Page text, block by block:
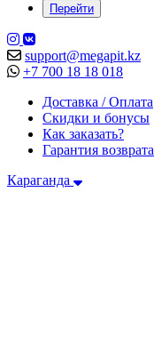
Перейти
support@megapit.kz
+7 700 18 18 018
Доставка / Оплата
Скидки и бонусы
Как заказать?
Гарантия возврата
Караганда